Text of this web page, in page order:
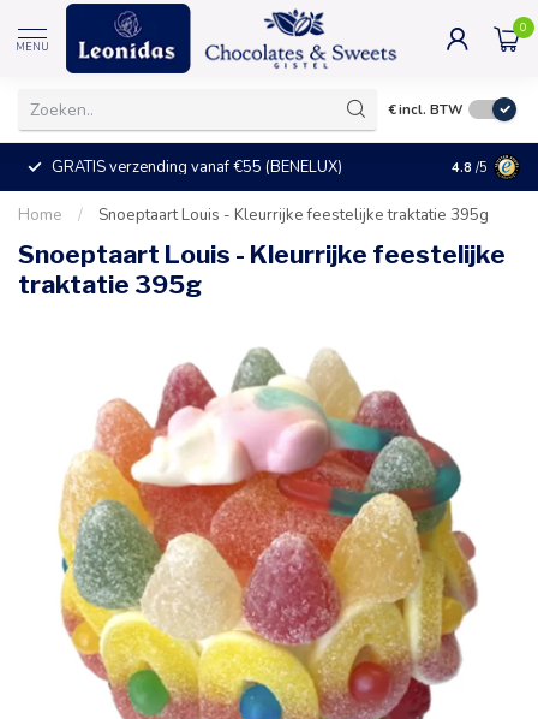
MENU
0
€incl. BTW
GRATIS verzending vanaf €55 (BENELUX) +25°C =
4.8 /5
Home / Snoeptaart Louis - Kleurrijke feestelijke traktatie 395g
Snoeptaart Louis - Kleurrijke feestelijke
traktatie 395g